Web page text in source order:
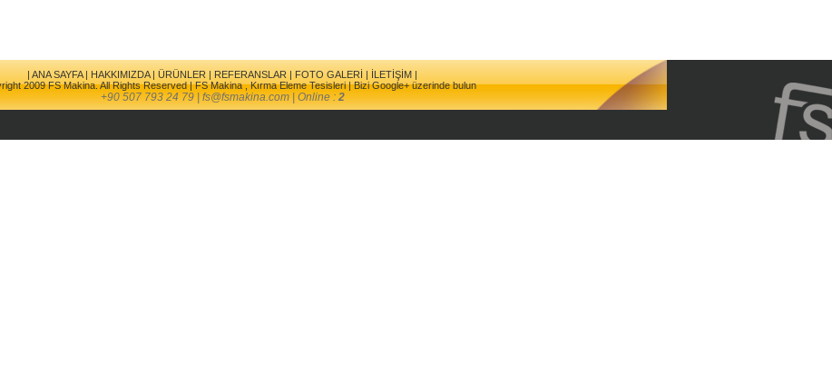
| ANA SAYFA| HAKKIMIZDA| ÜRÜNLER | REFERANSLAR | FOTO GALERİ | İLETİŞİM |
2009 FS Makina. All Rights Reserved |FS Makina , Kırma Eleme Tesisleri|Bizi Google+ üzerinde bulun
+90 507 793 24 79 | fs@fsmakina.com | Online :2